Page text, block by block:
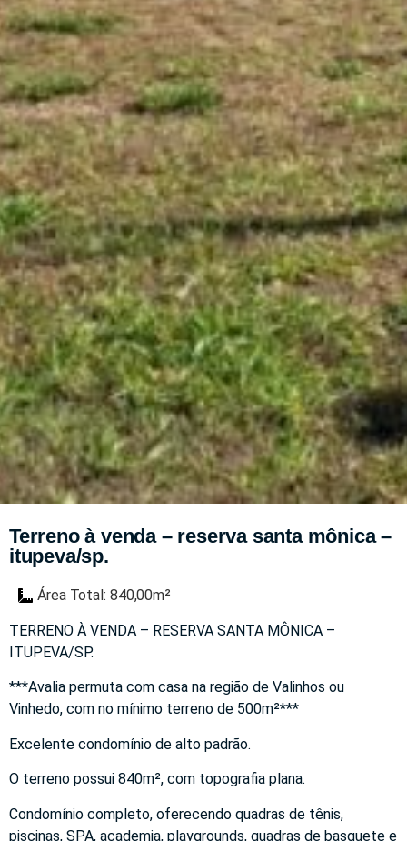
Terreno à venda – reserva santa mônica –
itupeva/sp.
Área Total: 840,00m²
TERRENO À VENDA – RESERVA SANTA MÔNICA –
ITUPEVA/SP.
***Avalia permuta com casa na região de Valinhos ou
Vinhedo, com no mínimo terreno de 500m²***
Excelente condomínio de alto padrão.
O terreno possui 840m², com topografia plana.
Condomínio completo, oferecendo quadras de tênis,
piscinas, SPA, academia, playgrounds, quadras de basquete e